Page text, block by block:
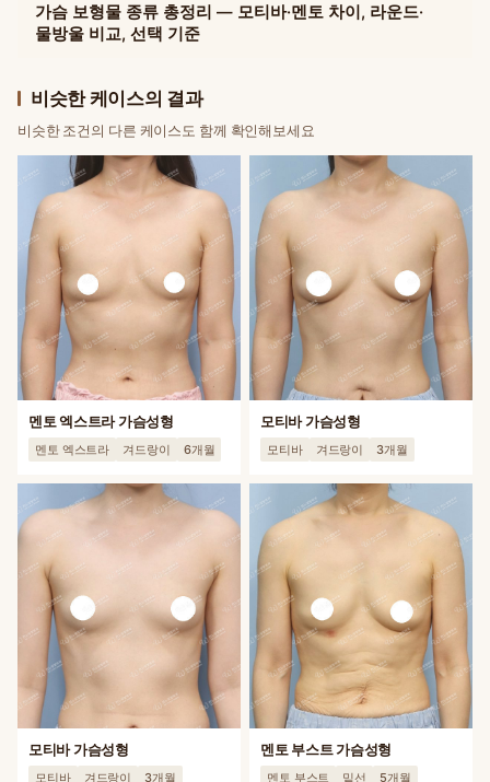
가슴 보형물 종류 총정리 — 모티바·멘토 차이, 라운드·
물방울 비교, 선택 기준
비슷한 케이스의 결과
비슷한 조건의 다른 케이스도 함께 확인해보세요
멘토 엑스트라 가슴성형
멘토 엑스트라 겨드랑이 6개월
모티바 가슴성형
모티바 겨드랑이 3개월
모티바 가슴성형
모티바 겨드랑이 3개월
멘토 부스트 가슴성형
멘토 부스트 밑선 5개월